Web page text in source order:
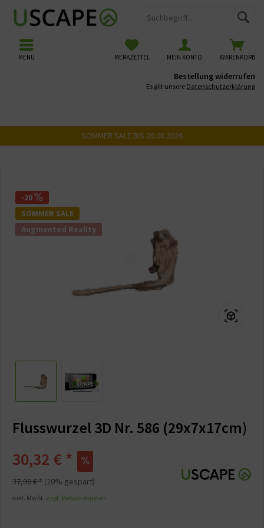
WARENKORB
MERKZETTEL MEIN KONTO
MENÜ
Bestellung widerrufen
Es gilt unsere Datenschutzerklärung
SOMMER SALE BIS 09.08.2026
-20
SOMMER SALE
Augmented Reality
Flusswurzel 3D Nr. 586 (29x7x17cm)
30,32 € *
37,90 € * (20% gespart)
inkl. MwSt. zzgl. Versandkosten